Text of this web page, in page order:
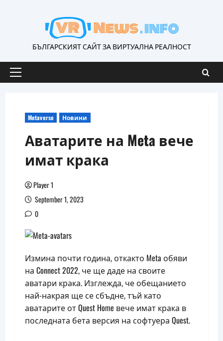
БЪЛГАРСКИЯТ САЙТ ЗА ВИРТУАЛНА РЕАЛНОСТ
Primary
Metaverse Новини
Аватарите на Meta вече
имат крака
Player 1
September 1, 2023
0
Измина почти година, откакто Meta обяви
на Connect 2022, че ще даде на своите
аватари крака. Изглежда, че обещанието
най-накрая ще се сбъдне, тъй като
аватарите от Quest Home вече имат крака в
последната бета версия на софтуера Quest.